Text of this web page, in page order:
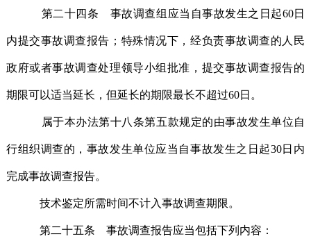
第二十四条 事故调查组应当自事故发生之日起60日
内提交事故调查报告；特殊情况下，经负责事故调查的人民
政府或者事故调查处理领导小组批准，提交事故调查报告的
期限可以适当延长，但延长的期限最长不超过60日。
属于本办法第十八条第五款规定的由事故发生单位自
行组织调查的，事故发生单位应当自事故发生之日起30日内
完成事故调查报告。
技术鉴定所需时间不计入事故调查期限。
第二十五条 事故调查报告应当包括下列内容：